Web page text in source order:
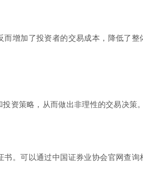
增加了投资者的交易成本，降低了整
资策略，从而做出非理性的交易决策。
。可以通过中国证券业协会官网查询